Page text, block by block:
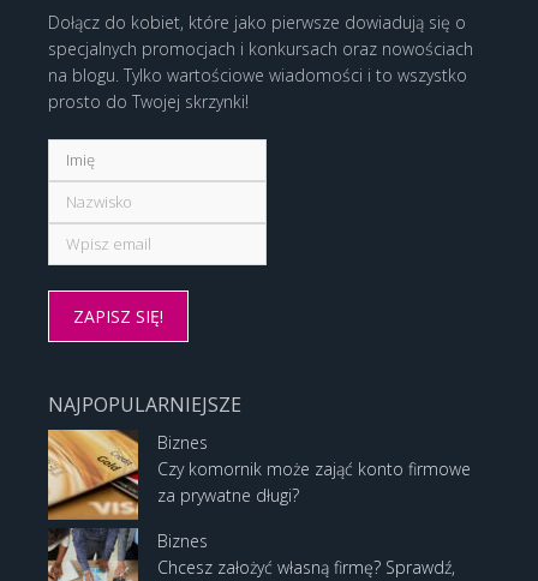
Dołącz do kobiet, które jako pierwsze dowiadują się o
specjalnych promocjach i konkursach oraz nowościach
na blogu. Tylko wartościowe wiadomości i to wszystko
prosto do Twojej skrzynki!
NAJPOPULARNIEJSZE
Biznes
Czy komornik może zająć konto firmowe
za prywatne długi?
Biznes
Chcesz założyć własną firmę? Sprawdź,